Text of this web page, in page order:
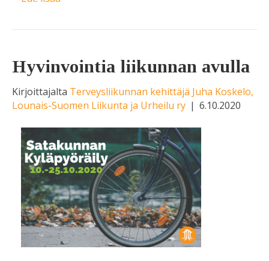
Hyvinvointia liikunnan avulla
Kirjoittajalta Terveysliikunnan kehittäjä Juha Koskelo,
Lounais-Suomen Liikunta ja Urheilu ry | 6.10.2020